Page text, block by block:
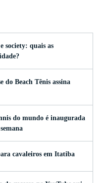
society: quais as
do Beach Tênis assina
do mundo é inaugurada
cavaleiros em Itatiba